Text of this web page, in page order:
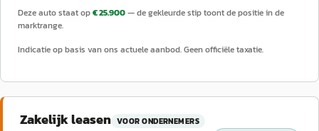
Deze auto staat op€ 25.900— de gekleurde stip toont de positie in de
marktrange.
Indicatie op basis van ons actuele aanbod. Geen officiële taxatie.
Zakelijk leasen VOOR ONDERNEMERS